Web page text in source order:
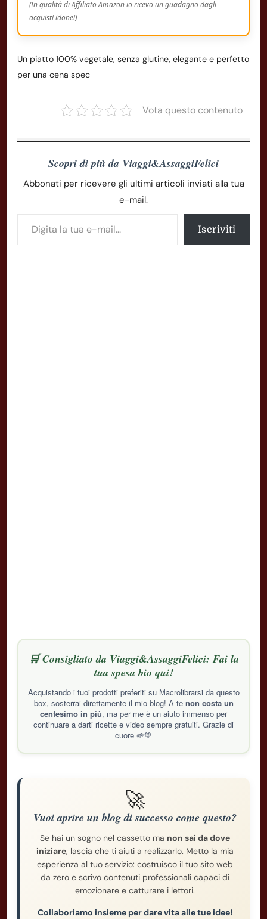
(In qualità di Affiliato Amazon io ricevo un guadagno dagli
acquisti idonei)
Un piatto 100% vegetale, senza glutine, elegante e perfetto
per una cena spec
Vota questo contenuto
Scopri di più da Viaggi&AssaggiFelici
Abbonati per ricevere gli ultimi articoli inviati alla tua
e-mail.
Iscriviti
🛒 Consigliato da Viaggi&AssaggiFelici: Fai la
tua spesa bio qui!
Acquistando i tuoi prodotti preferiti su Macrolibrarsi da questo
box, sosterrai direttamente il mio blog! A te non costa un
centesimo in più, ma per me è un aiuto immenso per
continuare a darti ricette e video sempre gratuiti. Grazie di
cuore 🌱💚
🚀
Vuoi aprire un blog di successo come questo?
Se hai un sogno nel cassetto ma non sai da dove
iniziare, lascia che ti aiuti a realizzarlo. Metto la mia
esperienza al tuo servizio: costruisco il tuo sito web
da zero e scrivo contenuti professionali capaci di
emozionare e catturare i lettori.
Collaboriamo insieme per dare vita alle tue idee!